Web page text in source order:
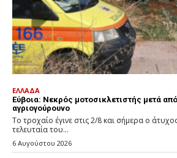
ΕΛΛΑΔΑ
Εύβοια: Νεκρός μοτοσικλετιστής μετά
αγριογούρουνο
Το τροχαίο έγινε στις 2/8 και σήμερα ο
τελευταία του...
6 Αυγούστου 2026